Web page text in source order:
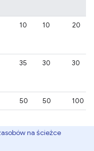
10 10 20
35 30 30
50 50 100
na ścieżce